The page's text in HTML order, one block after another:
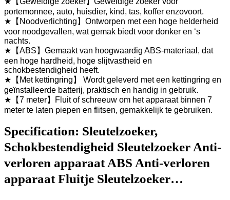
portemonnee, auto, huisdier, kind, tas, koffer enzovoort.
★【Noodverlichting】Ontworpen met een hoge helderheid
voor noodgevallen, wat gemak biedt voor donker en ‘s
nachts.
★【ABS】Gemaakt van hoogwaardig ABS-materiaal, dat
een hoge hardheid, hoge slijtvastheid en
schokbestendigheid heeft.
★【Met kettingring】 Wordt geleverd met een kettingring en
geïnstalleerde batterij, praktisch en handig in gebruik.
★【7 meter】Fluit of schreeuw om het apparaat binnen 7
meter te laten piepen en flitsen, gemakkelijk te gebruiken.
Specification: Sleutelzoeker,
Schokbestendigheid Sleutelzoeker Anti-
verloren apparaat ABS Anti-verloren
apparaat Fluitje Sleutelzoeker…